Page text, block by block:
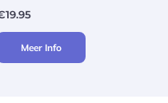
19.95
Meer Info